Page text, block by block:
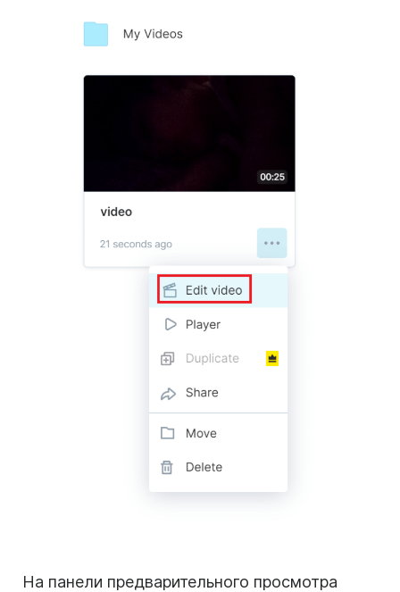
На панели предварительного просмотра